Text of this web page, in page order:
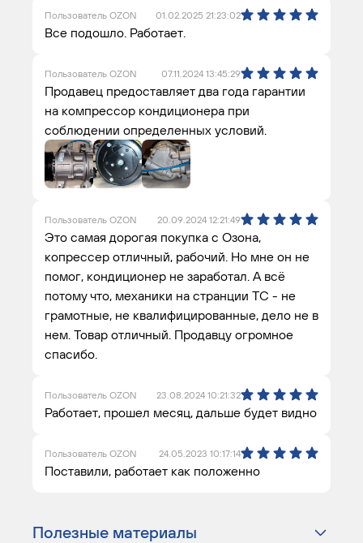
Пользователь OZON 01.02.2025 21:23:02
Все подошло. Работает.
Пользователь OZON 07.11.2024 13:45:29
Продавец предоставляет два года гарантии
на компрессор кондиционера при
соблюдении определенных условий.
Пользователь OZON 20.09.2024 12:21:49
Это самая дорогая покупка с Озона,
копрессер отличный, рабочий. Но мне он не
помог, кондиционер не заработал. А всё
потому что, механики на странции ТС - не
грамотные, не квалифицированные, дело не в
нем. Товар отличный. Продавцу огромное
спасибо.
Пользователь OZON 23.08.2024 10:21:32
Работает, прошел месяц, дальше будет видно
Пользователь OZON 24.05.2023 10:17:14
Поставили, работает как положенно
Полезные материалы